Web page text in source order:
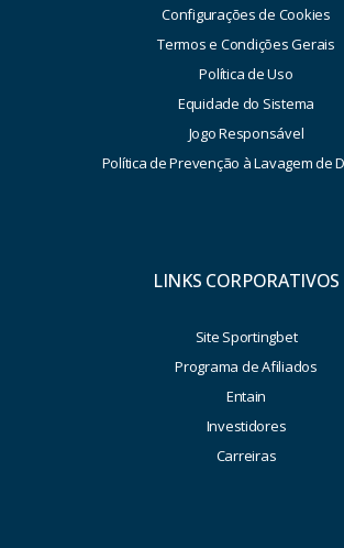
Configurações de Cookies
Termos e Condições Gerais
Política de Uso
Equidade do Sistema
Jogo Responsável
Política de Prevenção à Lavagem de
LINKS CORPORATIVOS
Site Sportingbet
Programa de Afiliados
Entain
Investidores
Carreiras